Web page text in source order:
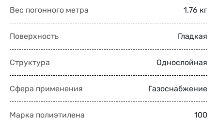
Вес погонного метра 1.76 кг
Поверхность Гладкая
Структура Однослойная
Сфера применения Газоснабжение
Марка полиэтилена 100